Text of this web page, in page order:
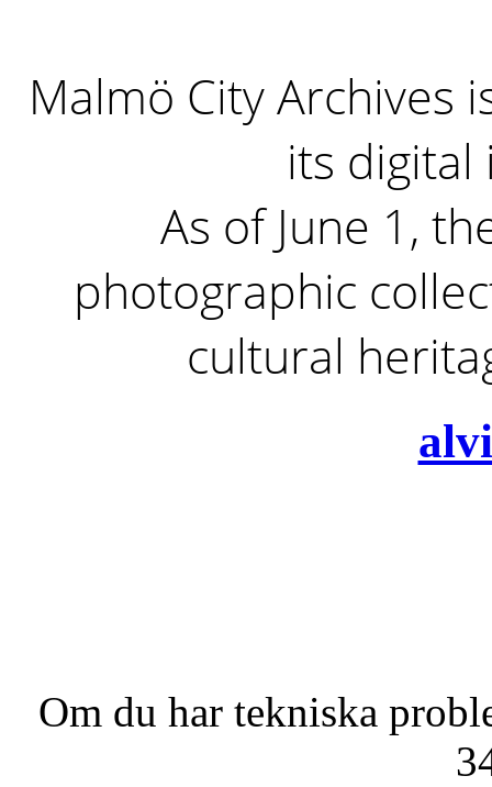
Malmö City Archives
its digital
As of June 1,
photographic
cultural
Om du har tekniska